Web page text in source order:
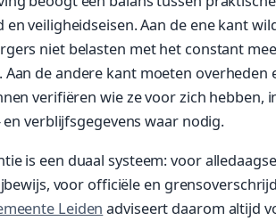
veiligheidseisen. Aan de ene kant
niet belasten met het constant
Aan de andere kant moeten overheden
verifiëren wie ze voor zich hebben,
verblijfsgegevens waar nodig.
is een duaal systeem: voor
voor officiële en
Leiden adviseert daarom altijd